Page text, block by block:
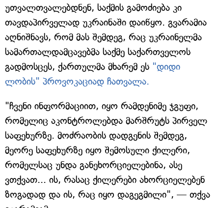
უთვალთვალებდნენ, საქმის გამოძიება კი
თავდაპირველად უკრაინაში დაიწყო. გვარამია
აღნიშნავს, რომ მას შემდეგ, რაც უკრაინელმა
სამართალდამცავებმა საქმე საქართველოს
გადმოსცეს, ქართულმა მხარემ ეს "დიდი
ლობის" პროვოკაციად ჩათვალა.
"ჩვენი ინფორმაციით, იყო რამდენიმე ჯგუფი,
რომელიც აკონტროლებდა მარშრუტს პირველ
საფეხურზე. მოძრაობის დადგენის შემდეგ,
მეორე საფეხურზე იყო შემოსული ქილერი,
რომელსაც უნდა განეხორციელებინა, ასე
ვთქვათ... ის, რასაც ქილერები ახორციელებენ
ზოგადად და ის, რაც იყო დაგეგმილი", — თქვა